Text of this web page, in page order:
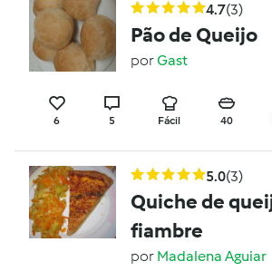
4.7(3)
Pão de Queijo
porGast
6 5 Fácil 40
5.0(3)
Quiche de
fiambre
por Madalena Aguiar